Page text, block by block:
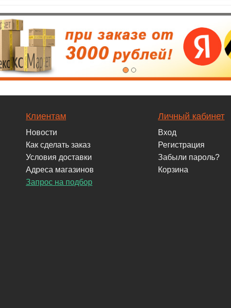
Клиентам
Новости
Как сделать заказ
Условия доставки
Адреса магазинов
Запрос на подбор
Личный кабинет
Вход
Регистрация
Забыли пароль?
Корзина